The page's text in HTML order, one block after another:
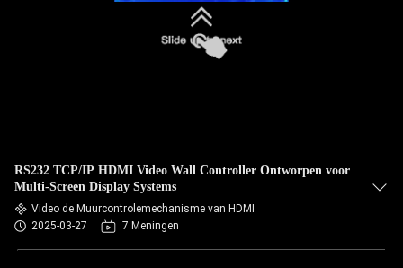
RS232 TCP/IP HDMI Video Wall Controller Ontworpen voor
Multi-Screen Display Systems
Video de Muurcontrolemechanisme van HDMI
2025-03-27
7 Meningen